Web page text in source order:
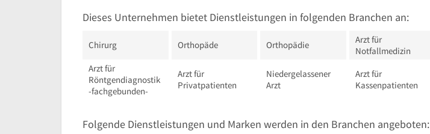
Dieses Unternehmen bietet Dienstleistungen in folgenden Branchen an:
Chirurg Orthopäde Orthopädie
Arzt für
Notfallmedizin
Arzt für
Röntgendiagnostik
-fachgebunden-
Arzt für
Privatpatienten
Niedergelassener
Arzt
Arzt für
Kassenpatienten
Folgende Dienstleistungen und Marken werden in den Branchen angeboten: